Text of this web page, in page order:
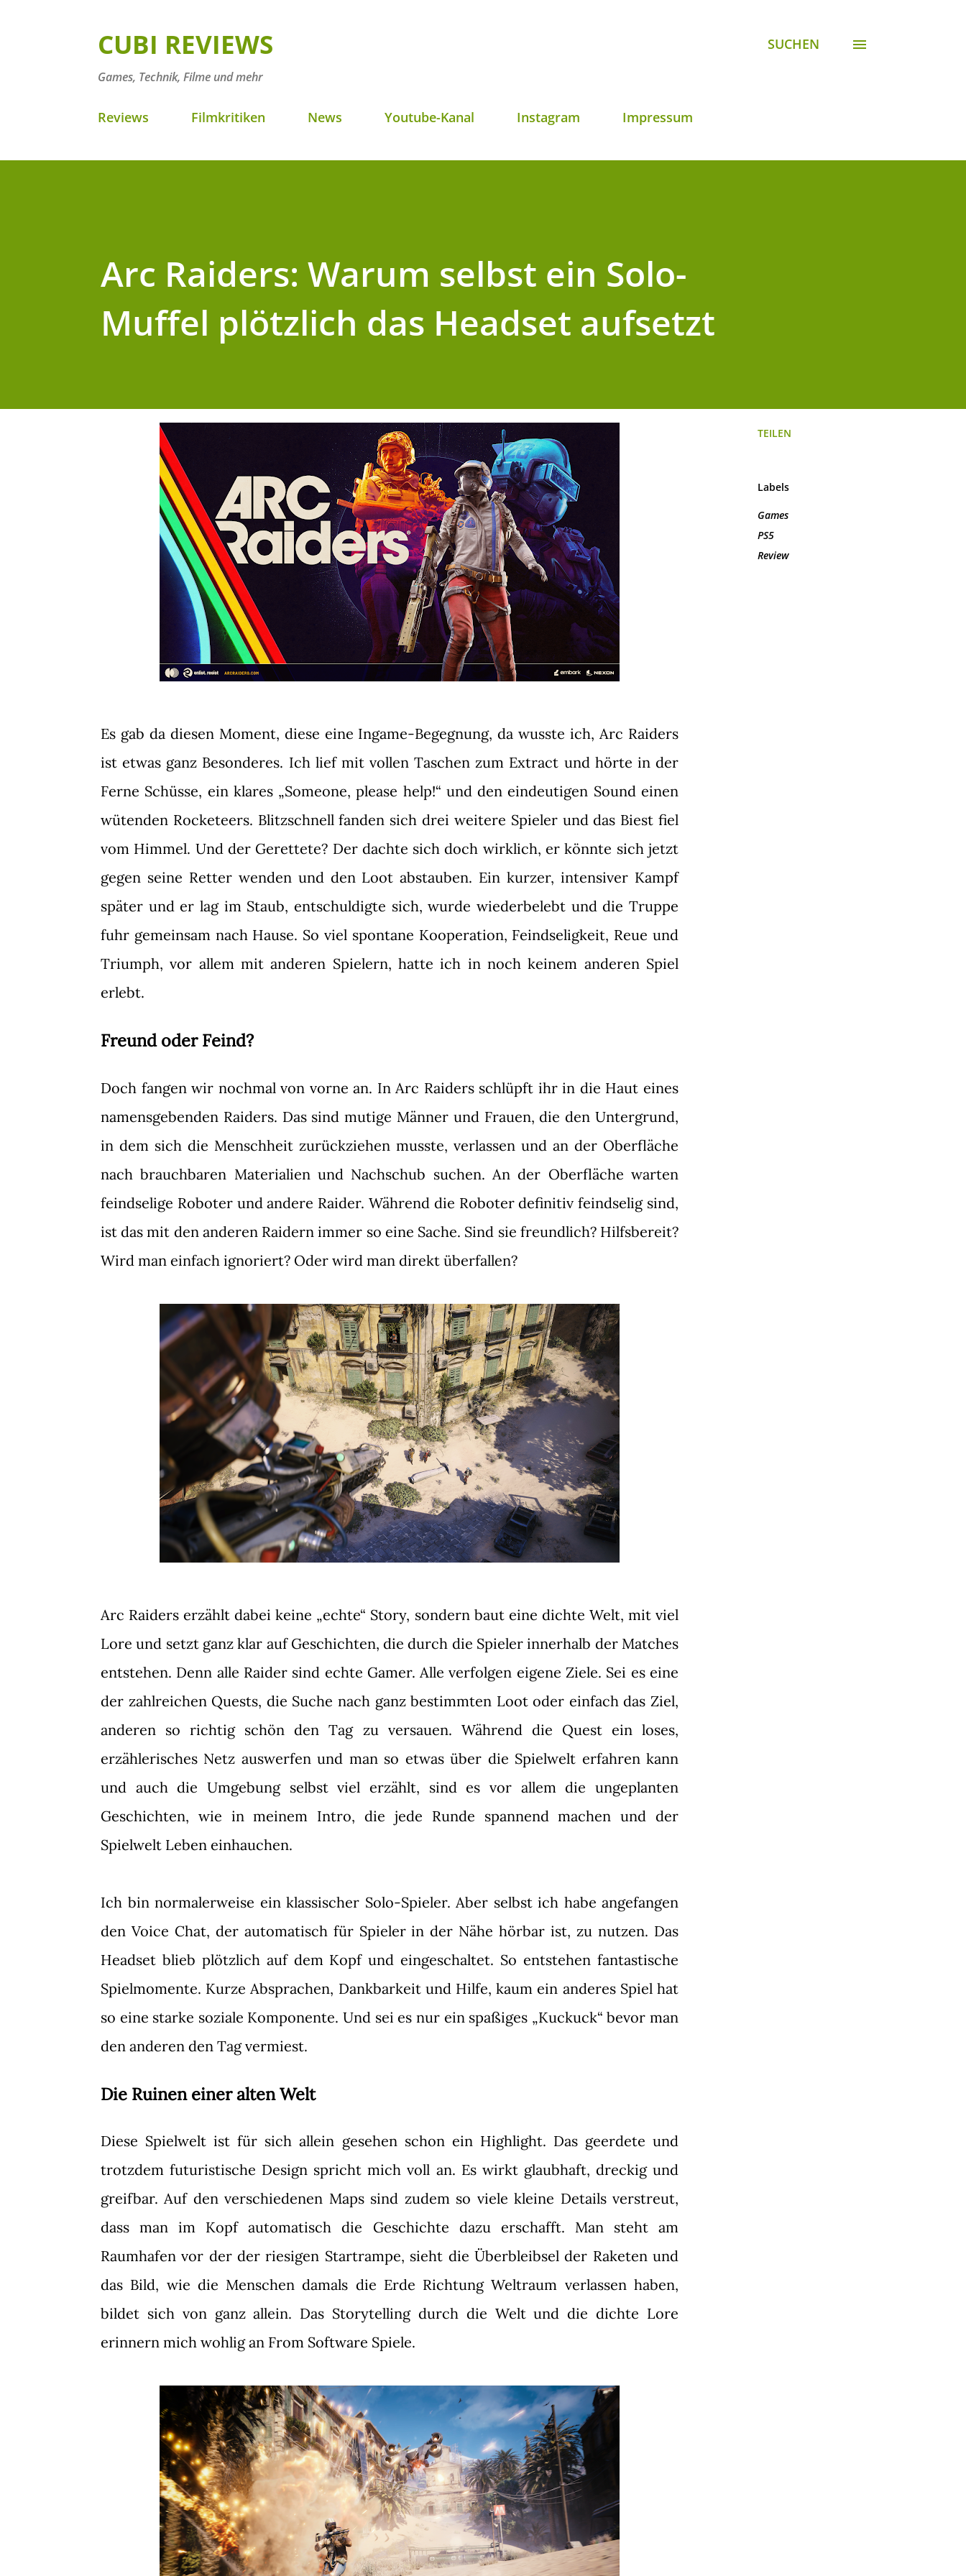
CUBI REVIEWS
Games, Technik, Filme und mehr
SUCHEN
Reviews Filmkritiken News Youtube-Kanal Instagram Impressum
Arc Raiders: Warum selbst ein Solo-
Muffel plötzlich das Headset aufsetzt
Es gab da diesen Moment, diese eine Ingame-Begegnung, da wusste ich, Arc Raiders
ist etwas ganz Besonderes. Ich lief mit vollen Taschen zum Extract und hörte in der
Ferne Schüsse, ein klares „Someone, please help!“ und den eindeutigen Sound einen
wütenden Rocketeers. Blitzschnell fanden sich drei weitere Spieler und das Biest fiel
vom Himmel. Und der Gerettete? Der dachte sich doch wirklich, er könnte sich jetzt
gegen seine Retter wenden und den Loot abstauben. Ein kurzer, intensiver Kampf
später und er lag im Staub, entschuldigte sich, wurde wiederbelebt und die Truppe
fuhr gemeinsam nach Hause. So viel spontane Kooperation, Feindseligkeit, Reue und
Triumph, vor allem mit anderen Spielern, hatte ich in noch keinem anderen Spiel
erlebt.
Freund oder Feind?
Doch fangen wir nochmal von vorne an. In Arc Raiders schlüpft ihr in die Haut eines
namensgebenden Raiders. Das sind mutige Männer und Frauen, die den Untergrund,
in dem sich die Menschheit zurückziehen musste, verlassen und an der Oberfläche
nach brauchbaren Materialien und Nachschub suchen. An der Oberfläche warten
feindselige Roboter und andere Raider. Während die Roboter definitiv feindselig sind,
ist das mit den anderen Raidern immer so eine Sache. Sind sie freundlich? Hilfsbereit?
Wird man einfach ignoriert? Oder wird man direkt überfallen?
Arc Raiders erzählt dabei keine „echte“ Story, sondern baut eine dichte Welt, mit viel
Lore und setzt ganz klar auf Geschichten, die durch die Spieler innerhalb der Matches
entstehen. Denn alle Raider sind echte Gamer. Alle verfolgen eigene Ziele. Sei es eine
der zahlreichen Quests, die Suche nach ganz bestimmten Loot oder einfach das Ziel,
anderen so richtig schön den Tag zu versauen. Während die Quest ein loses,
erzählerisches Netz auswerfen und man so etwas über die Spielwelt erfahren kann
und auch die Umgebung selbst viel erzählt, sind es vor allem die ungeplanten
Geschichten, wie in meinem Intro, die jede Runde spannend machen und der
Spielwelt Leben einhauchen.
Ich bin normalerweise ein klassischer Solo-Spieler. Aber selbst ich habe angefangen
den Voice Chat, der automatisch für Spieler in der Nähe hörbar ist, zu nutzen. Das
Headset blieb plötzlich auf dem Kopf und eingeschaltet. So entstehen fantastische
Spielmomente. Kurze Absprachen, Dankbarkeit und Hilfe, kaum ein anderes Spiel hat
so eine starke soziale Komponente. Und sei es nur ein spaßiges „Kuckuck“ bevor man
den anderen den Tag vermiest.
Die Ruinen einer alten Welt
Diese Spielwelt ist für sich allein gesehen schon ein Highlight. Das geerdete und
trotzdem futuristische Design spricht mich voll an. Es wirkt glaubhaft, dreckig und
greifbar. Auf den verschiedenen Maps sind zudem so viele kleine Details verstreut,
dass man im Kopf automatisch die Geschichte dazu erschafft. Man steht am
Raumhafen vor der der riesigen Startrampe, sieht die Überbleibsel der Raketen und
das Bild, wie die Menschen damals die Erde Richtung Weltraum verlassen haben,
bildet sich von ganz allein. Das Storytelling durch die Welt und die dichte Lore
erinnern mich wohlig an From Software Spiele.
TEILEN
Labels
Games
PS5
Review